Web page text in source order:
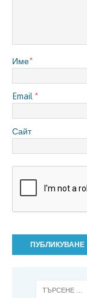
Име*
Email *
Сайт